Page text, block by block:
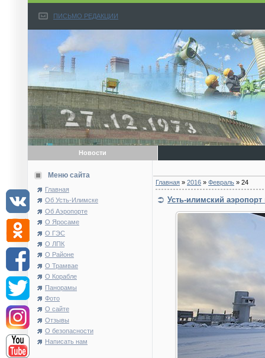
ПИСЬМО РЕДАКЦИИ
Новости
Меню сайта
Главная
Об Усть-Илимске
Об Аэропорте
О Яросаме
О ГЭС
О ЛПК
О Районе
О Трамвае
О Корабле
Панорамы
Фото
О сайте
Отзывы
О безопасности
Написать нам
Главная » 2016 » Февраль » 24
Усть-илимский аэропорт